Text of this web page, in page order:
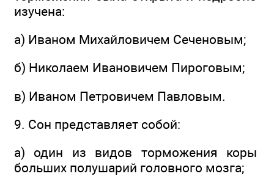
изучена:
а) Иваном Михайловичем Сеченовым;
б) Николаем Ивановичем Пироговым;
в) Иваном Петровичем Павловым.
9. Сон представляет собой:
а) один из видов торможения коры
больших полушарий головного мозга;